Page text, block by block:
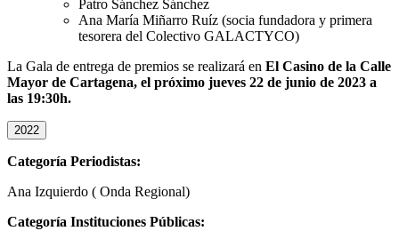
Patro Sánchez Sánchez
Ana María Miñarro Ruíz (socia fundadora y primera
tesorera del Colectivo GALACTYCO)
La Gala de entrega de premios se realizará en El Casino de la Calle
Mayor de Cartagena, el próximo jueves 22 de junio de 2023 a
las 19:30h.
2022
Categoría Periodistas:
Ana Izquierdo ( Onda Regional)
Categoría Instituciones Públicas: